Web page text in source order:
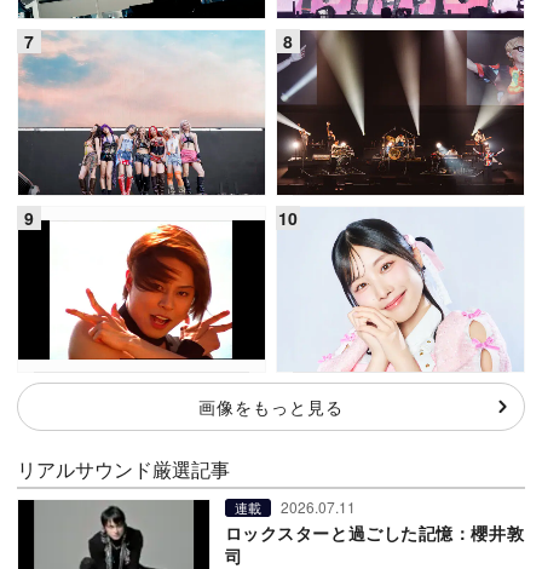
画像をもっと見る
リアルサウンド厳選記事
連載 2026.07.11
ロックスターと過ごした記憶：櫻井敦
司